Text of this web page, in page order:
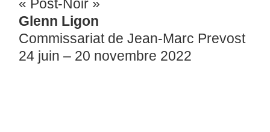
« Post-Noir »
Glenn Ligon
Commissariat de Jean-Marc Prevost
24 juin – 20 novembre 2022